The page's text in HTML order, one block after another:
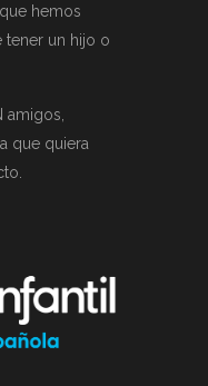
hemos
tener un hijo o
amigos,
que quiera